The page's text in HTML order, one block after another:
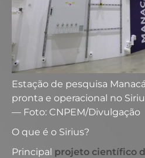
Estação de pesquisa
pronta e operacional no
— Foto: CNPEM/Divulgação
O que é o Sirius?
Principal projeto científico